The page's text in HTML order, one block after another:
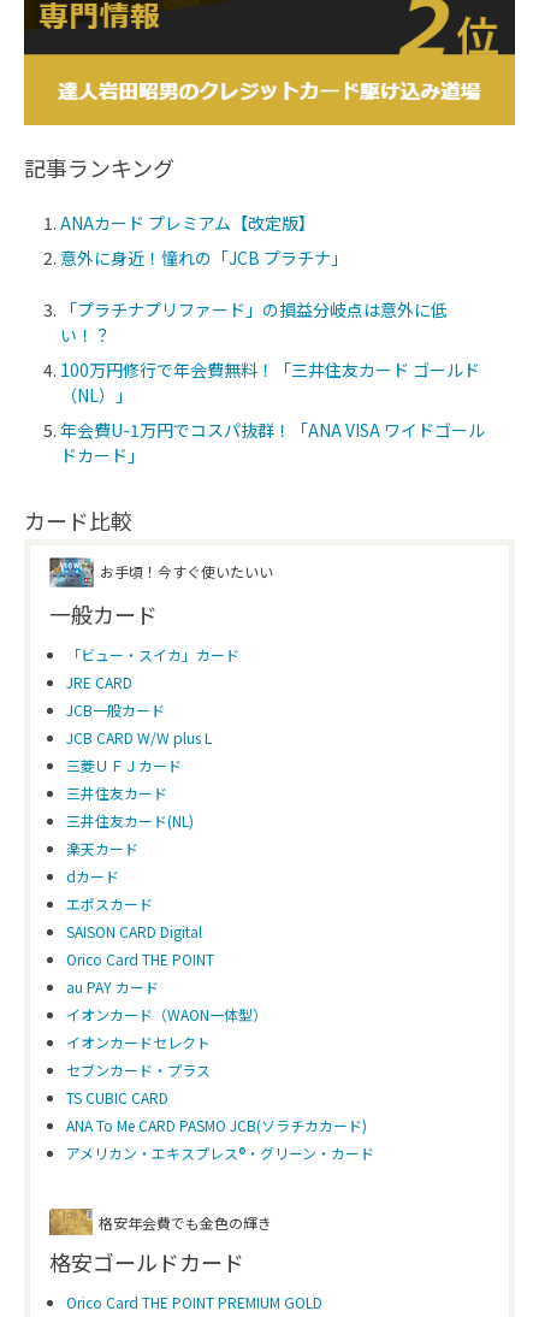
記事ランキング
ANAカード プレミアム【改定版】
意外に身近！憧れの「JCB プラチナ」
「プラチナプリファード」の損益分岐点は意外に低
い！？
100万円修行で年会費無料！「三井住友カード ゴールド
（NL）」
年会費U-1万円でコスパ抜群！「ANA VISA ワイドゴール
ドカード」
カード比較
お手頃！今すぐ使いたいい
一般カード
「ビュー・スイカ」カード
JRE CARD
JCB一般カード
JCB CARD W/W plus L
三菱ＵＦＪカード
三井住友カード
三井住友カード(NL)
楽天カード
dカード
エポスカード
SAISON CARD Digital
Orico Card THE POINT
au PAY カード
イオンカード（WAON一体型）
イオンカードセレクト
セブンカード・プラス
TS CUBIC CARD
ANA To Me CARD PASMO JCB(ソラチカカード)
アメリカン・エキスプレス®・グリーン・カード
格安年会費でも金色の輝き
格安ゴールドカード
Orico Card THE POINT PREMIUM GOLD